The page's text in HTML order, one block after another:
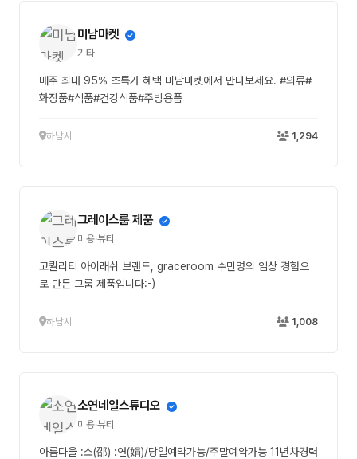
미남마켓
기타
매주 최대 95% 초특가 혜택 미남마켓에서 만나보세요. #의류#
화장품#식품#건강식품#주방용품
하남시 1,294
그레이스룸 제품
미용·뷰티
고퀄리티 아이래쉬 브랜드, graceroom 수만명의 임상 경험으
로 만든 그룸 제품입니다:-)
하남시 1,008
소연네일스튜디오
미용·뷰티
아름다울 :소(邵) :연(娟)/당일예약가능/주말예약가능 11년차경력